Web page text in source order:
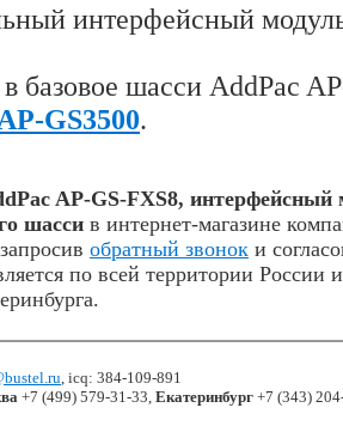
интерфейсный
базовое шасси AddPac
GS3500.
AP-GS-FXS8, интерфейсный
шасси в интернет-магазине
обратный звонок и
по всей территории России
, icq: 384-109-891
+7 (499) 579-31-33, Екатеринбург +7 (343)